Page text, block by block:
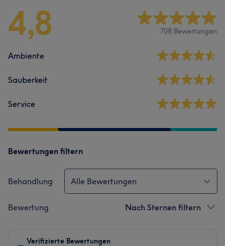
4,8 708 Bewertungen
Ambiente
Sauberkeit
Service
Bewertungen filtern
Behandlung Alle Bewertungen
Bewertung Nach Sternen filtern
Verifizierte Bewertungen